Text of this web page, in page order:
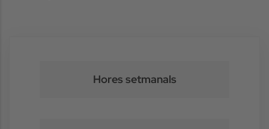
Hores setmanals